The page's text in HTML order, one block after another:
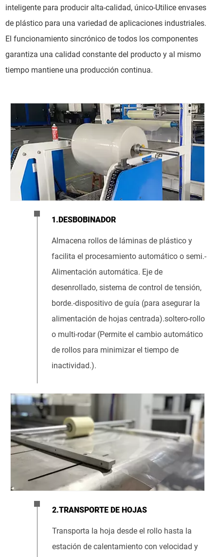
inteligente para producir alta-calidad, único-Utilice envases
de plástico para una variedad de aplicaciones industriales.
El funcionamiento sincrónico de todos los componentes
garantiza una calidad constante del producto y al mismo
tiempo mantiene una producción continua.
1.DESBOBINADOR
Almacena rollos de láminas de plástico y
facilita el procesamiento automático o semi.-
Alimentación automática. Eje de
desenrollado, sistema de control de tensión,
borde.-dispositivo de guía (para asegurar la
alimentación de hojas centrada).soltero-rollo
o multi-rodar (Permite el cambio automático
de rollos para minimizar el tiempo de
inactividad.).
2.TRANSPORTE DE HOJAS
Transporta la hoja desde el rollo hasta la
estación de calentamiento con velocidad y